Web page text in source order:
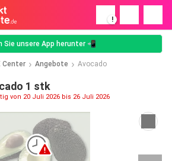
!
Sie unsere App herunter 📲
Center Angebote Avocado
1 stk
von 20 Juli 2026 bis 26 Juli 2026